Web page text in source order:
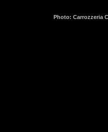
Photo: Carrozzeria